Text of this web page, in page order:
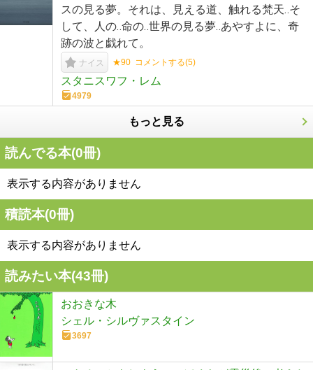
スの見る夢。それは、見える道、触れる梵天‥そ
して、人の‥命の‥世界の見る夢‥あやすよに、奇
跡の波と戯れて。
ナイス ★90 コメントする(5)
スタニスワフ・レム
4979
もっと見る
読んでる本(0冊)
表示する内容がありません
積読本(0冊)
表示する内容がありません
読みたい本(43冊)
おおきな木
シェル・シルヴァスタイン
3697